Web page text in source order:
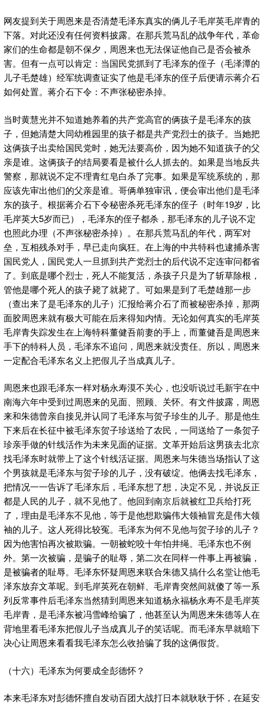
网友提到关于周恩来是否清楚毛泽东真实的俩儿子毛岸英毛岸青的
下落。对此还没有任何资料披露。在那兵荒马乱的战争年代，革命
家们的生命都是朝不保夕，周恩来也无法保证他自己是否会被杀
害。但有一点可以肯定：当国民党抓到了毛泽东的侄子（毛泽潭的
儿子毛楚雄）经军统调查证实了他是毛泽东的侄子后便请示蒋介石
如何处置。蒋介石下令：不声张秘密杀掉。
当时黄慧光并不知道她养着的共产党高官的俩孩子是毛泽东的孩
子，但她清楚大同幼稚园里的孩子都是共产党烈士的孩子。当她把
这俩孩子出卖给国民党时，她无法要高价，因为她不知道孩子的父
亲是谁。这俩孩子的结局要看是被什么人抓去的。如果是当地反共
警察，那就说不定不理青红皂白杀了完事。如果是军统系统的，那
应该先审出他们的父亲是谁。哥俩单独审讯，便会审出他们是毛泽
东的孩子。根据蒋介石下令秘密杀死毛泽东的侄子（时年19岁，比
毛岸英大5岁而已），毛泽东的侄子都杀，那毛泽东的儿子说不定
也照此办理（不声张秘密杀掉）。在那兵荒马乱的年代，两军对
垒，互相残杀对手，早已走向疯狂。在上海的中共特科也逮捕杀害
国民党人，国民党人一旦抓到共产党烈士的后代说不定连审问都省
了。到底是哪个烈士，死人不能复活，杀孩子只是为了斩草除根，
管他是哪个死人的孩子毙了就毙了。可如果是到了毛楚雄那一步
（查出来了是毛泽东的儿子）汇报给蒋介石了而被秘密杀掉，那两
面胶周恩来就有极大可能在后来得知内情。无论如何真实的毛岸英
毛岸青失踪发生在上海特科董健吾前妻的手上，而董健吾是周恩来
手下的特科人员，毛泽东不追问，周恩来就没责任。所以，周恩来
一定配合毛泽东名义上把假儿子当成真儿子。
周恩来也跟毛泽东一样对杨永寿漠不关心，也没听说过毛新宇在中
南海六年中受到过周恩来的见面、照顾、关怀。有文件披露，周恩
来和朱德曾亲自接见并认同了毛泽东与贺子珍生的儿子。那是他生
下来后在长征中被毛泽东贺子珍送给了农民，一同送给了一条贺子
珍亲手做的针线活作为未来见面的证据。文革开始后这男孩去北京
找毛泽东时就带上了这个针线活证据。周恩来与朱德当场指认了这
个男孩就是毛泽东与贺子珍的儿子，没有破绽。他俩去找毛泽东，
把情况一一告诉了毛泽东后，毛泽东想了想，决定不见，并说反正
都是人民的儿子，就不见他了。他回到南京后就被红卫兵给打死
了，理由是毛泽东不见他，等于是他想欺骗伟大领袖冒充是伟大领
袖的儿子。这人死得比较冤。毛泽东为何不见他与贺子珍的儿子？
因为他害怕再次被欺骗。一朝被蛇咬十年怕井绳。毛泽东也不例
外。第一次被骗，是骗子的耻辱，第二次在同样一件事上再被骗，
是被骗者的耻辱。毛泽东怀疑周恩来联合朱德又搞什么名堂让他毛
泽东放弃文革呢。到毛岸英死在朝鲜、毛岸青突然间就傻了等一系
列反常事件后毛泽东当然猜到周恩来知道杨永福杨永寿不是毛岸英
毛岸青，是毛泽东被冯雪峰给骗了，他甚至认为周恩来朱德等人在
背地里看毛泽东把假儿子当成真儿子的笑话呢。而毛泽东早就暗下
决心让周恩来看看我毛泽东怎么收拾骗了我的这俩假货。
（十六）毛泽东为何要成全彭德怀？
本来毛泽东对彭德怀擅自发动百团大战打日本就耿耿于怀，在延安